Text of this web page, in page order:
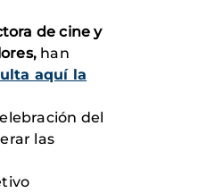
de cine y
han
aquí la
del
las